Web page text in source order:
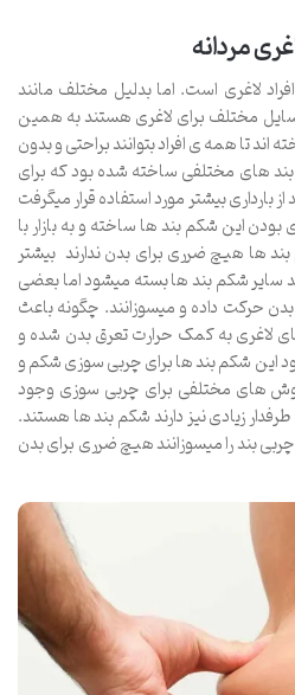
مردانه
لاغری است. اما بدلیل مختلف مانند
مختلف برای لاغری هستند به همین
اند تا همه ی افراد بتوانند براحتی و بدون
های مختلفی ساخته شده بود که برای
بیشتر مورد استفاده قرار میگرفت
بودن این شکم بند ها ساخته و به بازار با
ها هیچ ضرری برای بدن ندارند بیشتر
سایر شکم بند ها بسته میشود اما بعضی
حرکت داده و میسوزانند. چگونه باعث
لاغری به کمک حرارت تعرق بدن شده و
این شکم بند ها برای چربی سوزی شکم و
های مختلفی برای چربی سوزی وجود
زیادی نیز دارند شکم بند ها هستند.
بند را میسوزانند هیچ ضرری برای بدن